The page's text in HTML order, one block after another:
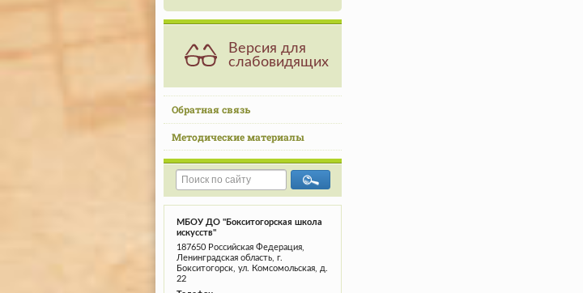
Версия для
слабовидящих
Обратная связь
Методические материалы
МБОУ ДО "Бокситогорская школа
искусств"
187650 Российская Федерация,
Ленинградская область, г.
Бокситогорск, ул. Комсомольская, д.
22